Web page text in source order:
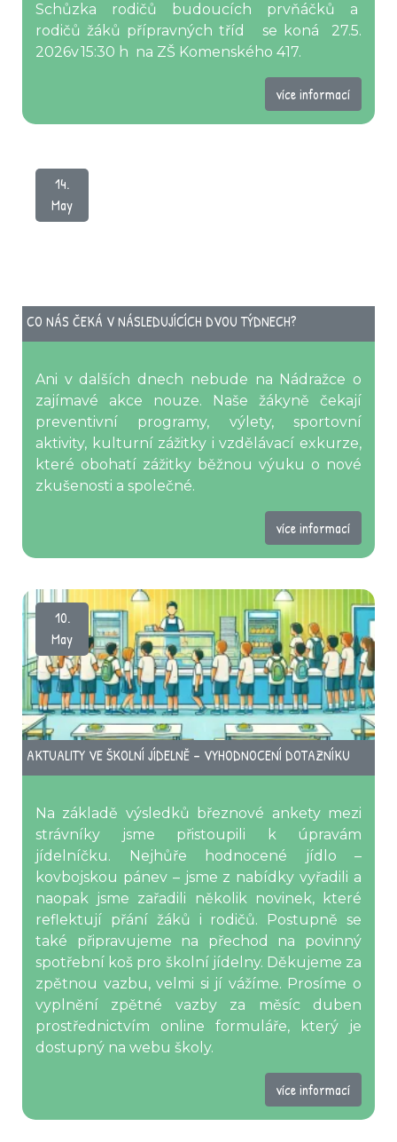
Schůzka rodičů budoucích prvňáčků a
rodičů žáků přípravných tříd se koná 27.5.
2026v 15:30 h na ZŠ Komenského 417.
více informací
14.
May
CO NÁS ČEKÁ V NÁSLEDUJÍCÍCH DVOU TÝDNECH?
Ani v dalších dnech nebude na Nádražce o
zajímavé akce nouze. Naše žákyně čekají
preventivní programy, výlety, sportovní
aktivity, kulturní zážitky i vzdělávací exkurze,
které obohatí zážitky běžnou výuku o nové
zkušenosti a společné.
více informací
10.
May
AKTUALITY VE ŠKOLNÍ JÍDELNĚ – VYHODNOCENÍ DOTAZNÍKU
Na základě výsledků březnové ankety mezi
strávníky jsme přistoupili k úpravám
jídelníčku. Nejhůře hodnocené jídlo –
kovbojskou pánev – jsme z nabídky vyřadili a
naopak jsme zařadili několik novinek, které
reflektují přání žáků i rodičů. Postupně se
také připravujeme na přechod na povinný
spotřební koš pro školní jídelny. Děkujeme za
zpětnou vazbu, velmi si jí vážíme. Prosíme o
vyplnění zpětné vazby za měsíc duben
prostřednictvím online formuláře, který je
dostupný na webu školy.
více informací